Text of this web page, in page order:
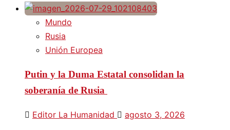
Mundo
Rusia
Unión Europea
Putin y la Duma Estatal consolidan la
soberanía de Rusia
Editor La Humanidad agosto 3, 2026